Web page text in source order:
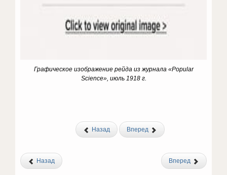
Графическое изображение рейда из журнала «Popular
Science», июль 1918 г.
Назад Вперед
Назад Вперед